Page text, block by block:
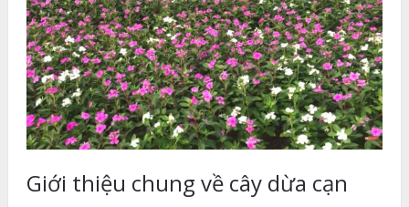
Giới thiệu chung về cây dừa cạn